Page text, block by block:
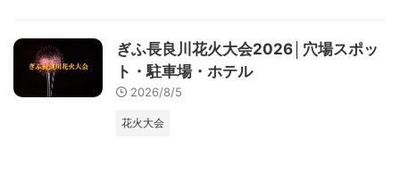
ぎふ長良川花火大会2026│穴場スポッ
ト・駐車場・ホテル
2026/8/5
花火大会